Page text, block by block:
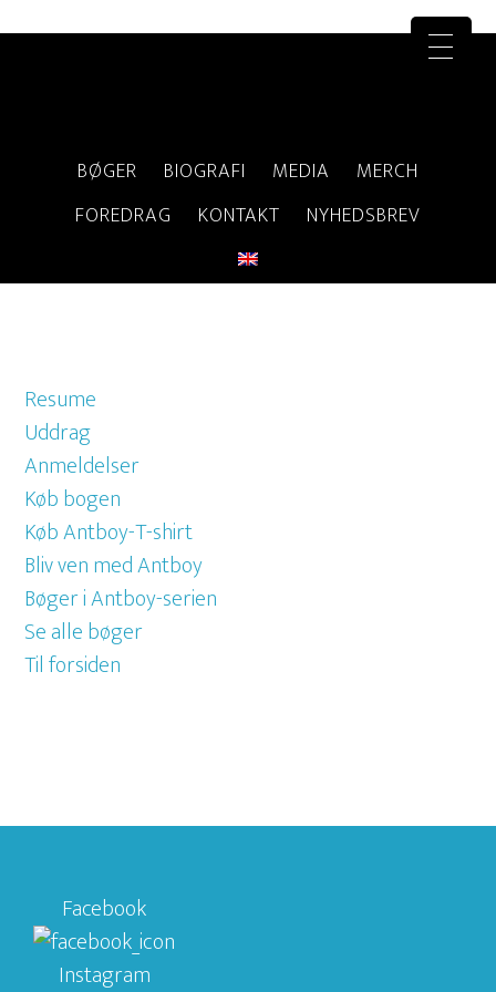
BØGER BIOGRAFI MEDIA
MERCH
FOREDRAG
KONTAKT NYHEDSBREV
Resume
Uddrag
Anmeldelser
Køb bogen
Køb Antboy-T-shirt
Bliv ven med Antboy
Bøger i Antboy-serien
Se alle bøger
Til forsiden
Facebook
Instagram